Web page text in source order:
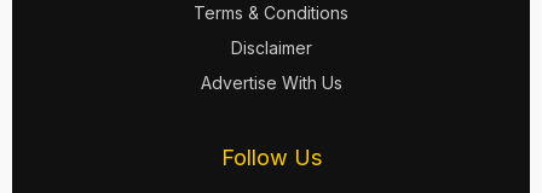
Terms & Conditions
Disclaimer
Advertise With Us
Follow Us